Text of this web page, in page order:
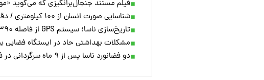
فیلم مستند جنجال‌برانگیزی که می‌گوید
شناسایی صورت انسان از ۱۰۰ کیلومتری / دقیق‌ترین سیستم جاسوسی جهان اینجاست!
تاریخ‌سازی ناسا؛ سیستم GPS از فاصله ۳۹۰ هزار کیلومتری در ماه فعال شد
مشکلات بهداشتی حاد در ایستگاه فضایی
دو فضانورد ناسا پس از ۹ ماه سرگردانی در فضا به زمین باز می‌گردند